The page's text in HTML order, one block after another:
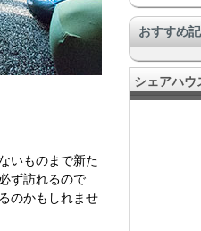
いものまで新た
ず訪れるので
のかもしれませ
大勢
DIY
ワンラ
おすすめ
シェアハウ